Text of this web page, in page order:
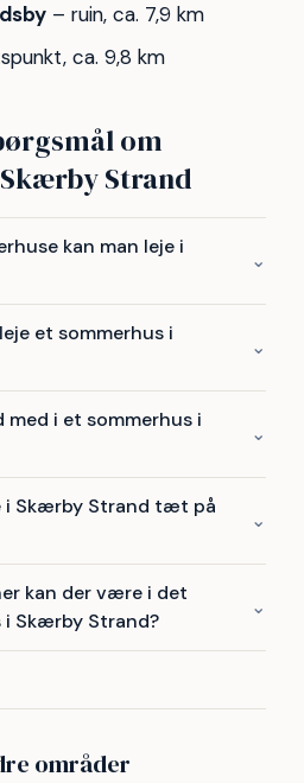
– ruin, ca. 7,9 km
ca. 9,8 km
om
Strand
kan man leje i
⌄
et sommerhus i
⌄
med i et sommerhus i
⌄
i Skærby Strand tæt på
⌄
kan der være i det
Skærby Strand?
⌄
områder